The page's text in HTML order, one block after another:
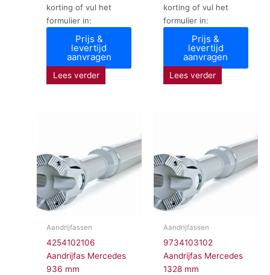
korting of vul het
formulier in:
Prijs &
levertijd
aanvragen
Lees verder
korting of vul het
formulier in:
Prijs &
levertijd
aanvragen
Lees verder
Aandrijfassen
4254102106
Aandrijfas Mercedes
936 mm
Aandrijfassen
9734103102
Aandrijfas Mercedes
1328 mm